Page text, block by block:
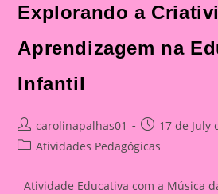
Explorando a
Aprendizagem na
Infantil
Post
author:
carolinapalhas01
Post
published:
17 de July
PostAtividades Pedagógicas
Atividade Educativa com a Música